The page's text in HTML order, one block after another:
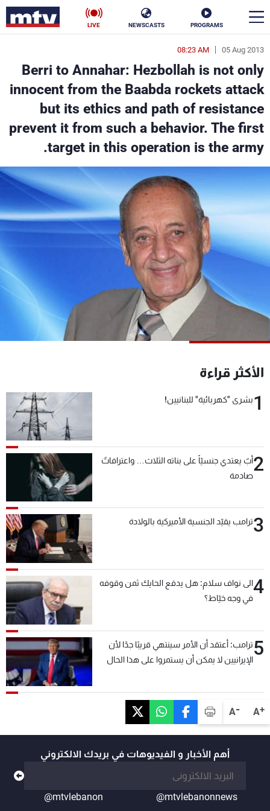
PROGRAMS
NEWSCASTS
LIVE
A+
A-
05 Aug 2013
08:23 AM
Berri to Annahar: Hezbollah is not only
innocent from the Baabda rockets attack
but its ethics and path of resistance
prevent it from such a behavior. The first
target in this operation is the army.
الأكثر قراءة
1بشرى "كهربائية" للبنانيين!
2أبٌ يعتدي جنسيّاً على بناته الثلاث… واعترافاتٌ
صادمة
3ترامب يقيّد الجنسية الأميركية بالولادة
4الى نواف سلام: هل يدفع الحايك ثمن وقوفه
في وجه خيّاط؟
5ترامب: أعتقد أن الأمر سينتهي قريبًا جدًا لأن
الإيرانيين لا يمكن أن يستمروا على هذا الحال
أهم الأخبار و الفيديوهات في بريدك الالكتروني
@mtvlebanonnews
@mtvlebanon
en
الأخبار
سياسة ناس
منوعات رياضة
كأس العالم
البرامج
جدول البرامج
شاهد البرامج
الترددات
عن MTV
لاعلاناتكم
وظائف